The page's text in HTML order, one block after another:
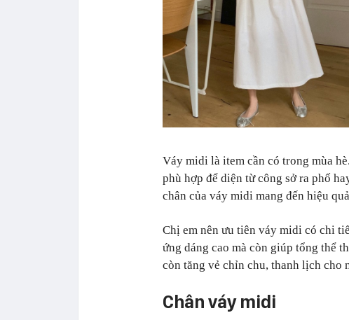
Váy midi là item cần có trong mùa
phù hợp để diện từ công sở ra phố
chân của váy midi mang đến hiệu
Chị em nên ưu tiên váy midi có chi
ứng dáng cao mà còn giúp tổng thể
còn tăng vẻ chỉn chu, thanh lịch cho
Chân váy midi